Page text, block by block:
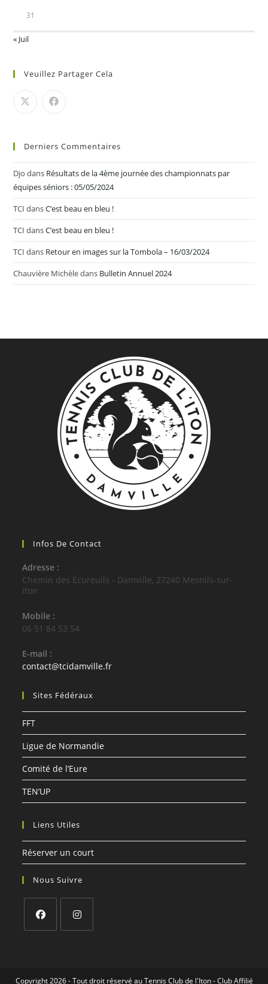
31
« Juil
Veuillez Partager Cela
Derniers Commentaires
Djo dans Résultats de la 4ème journée des championnats par
équipes séniors : 05/05/2024
TCI dansC’est beau en bleu !
TCI dansC’est beau en bleu !
TCI dans Retour en images sur la Tombola – 16/03/2024
Chauvière Michèledans Bulletin Annuel 2024
Infos De Contact
Adresse :
Chemin des Écureuils - Damville, 27240 Mesnils-sur-
Iton
Mobile :
06 51 84 53 54
E-mail :
contact@tcidamville.frS’ouvre
Sites Fédéraux
FFT
Ligue de Normandie
Comité de l’Eure
TEN’UP
Liens Utiles
Réserver un court
Nous Suivre
Copyright 2026 - Tout droit réservé au Tennis Club de l'Iton - Club Affilié